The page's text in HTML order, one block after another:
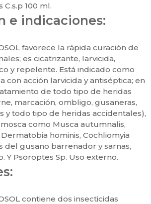
C.s.p 100 ml.
e indicaciones:
favorece la rápida curación de
es cicatrizante, larvicida,
y repelente. Está indicado como
con acción larvicida y antiséptica; en
de todo tipo de heridas
marcación, ombligo, gusaneras,
y todo tipo de heridas accidentales),
como Musca autumnalis,
hominis, Cochliomyia
del gusano barrenador y sarnas,
Y Psoroptes Sp. Uso externo.
contiene dos insecticidas